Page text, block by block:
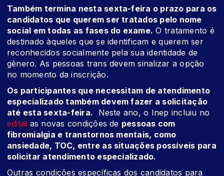
Também termina nesta sexta-feira o prazo para os
candidatos que querem ser tratados pelo nome
social em todas as fases do exame. O tratamento é
destinado àqueles que se identificam e querem ser
reconhecidos socialmente pela sua identidade de
gênero. As pessoas trans devem sinalizar a opção
no momento da inscrição.
Os participantes que necessitam de atendimento
especializado também devem fazer a solicitação
até esta sexta-feira. Neste ano, o Inep incluiu no
edital as novas condições de pessoas com
fibromialgia e transtornos mentais, como
ansiedade, TOC, entre as situações possíveis para
solicitar atendimento especializado.
Outras condições específicas dos candidatos para